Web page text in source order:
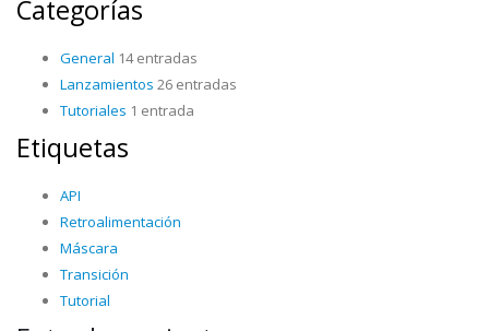
Categorías
General 14 entradas
Lanzamientos 26 entradas
Tutoriales 1 entrada
Etiquetas
API
Retroalimentación
Máscara
Transición
Tutorial